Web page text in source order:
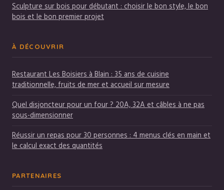
Sculpture sur bois pour débutant : choisir le bon style, le bon
bois et le bon premier projet
À DÉCOUVRIR
Restaurant Les Boisiers à Blain : 35 ans de cuisine
traditionnelle, fruits de mer et accueil sur mesure
Quel disjoncteur pour un four ? 20A, 32A et câbles à ne pas
sous-dimensionner
Réussir un repas pour 30 personnes : 4 menus clés en main et
le calcul exact des quantités
PARTENAIRES